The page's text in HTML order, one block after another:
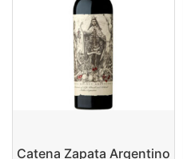
Catena Zapata Argentino